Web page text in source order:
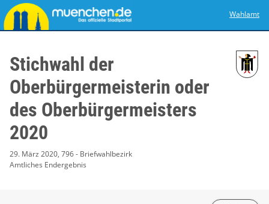
Wahlamt
Stichwahl der
Oberbürgermeisterin oder
des Oberbürgermeisters
2020
29. März 2020, 796 - Briefwahlbezirk
Amtliches Endergebnis